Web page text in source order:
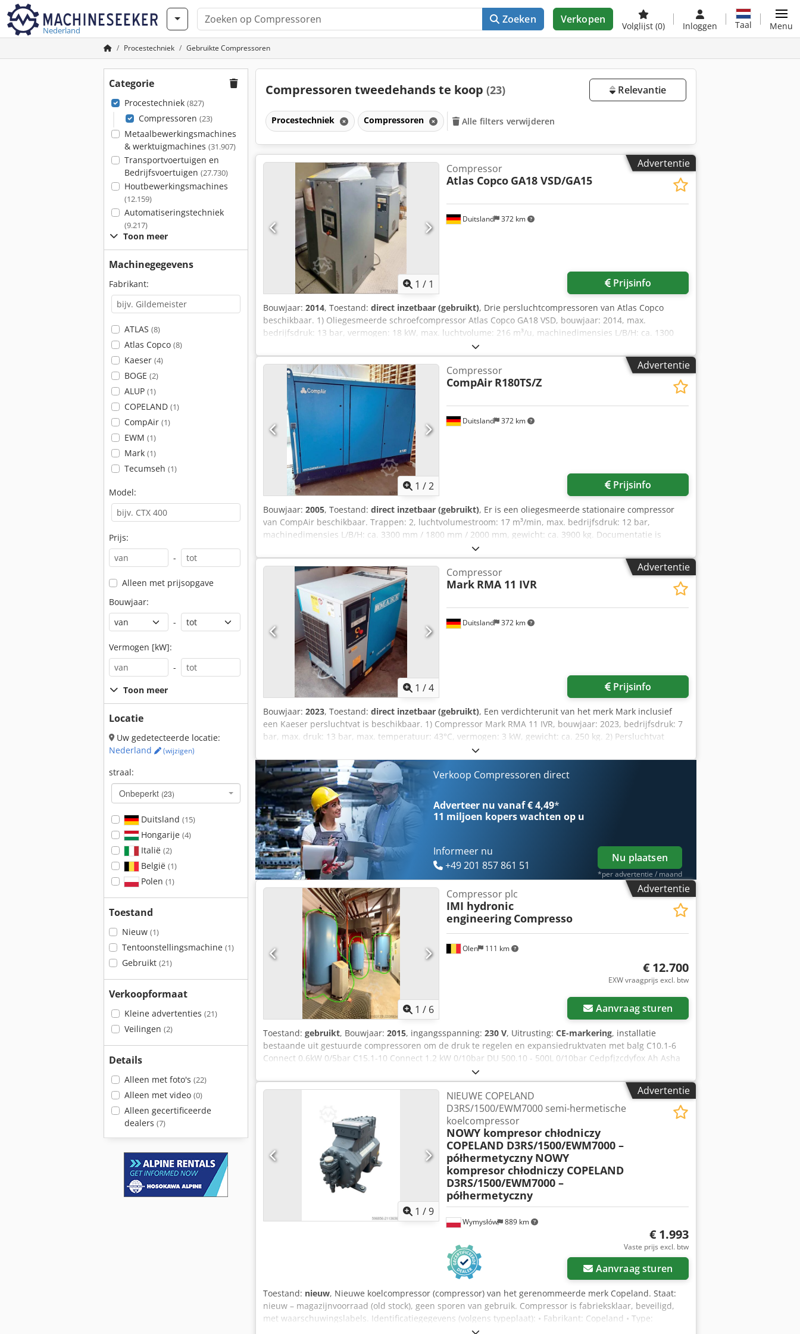
Nederland
Zoeken Verkopen
Volglijst (0) Inloggen Taal Menu
Procestechniek Gebruikte Compressoren
Categorie
Procestechniek (827)
Compressoren (23)
Metaalbewerkingsmachines
& werktuigmachines (31.907)
Transportvoertuigen en
Bedrijfsvoertuigen (27.730)
Houtbewerkingsmachines
(12.159)
Automatiseringstechniek
(9.217)
Toon meer
Machinegegevens
Fabrikant:
ATLAS (8)
Atlas Copco (8)
Kaeser (4)
BOGE (2)
ALUP (1)
COPELAND (1)
CompAir (1)
EWM (1)
Mark (1)
Tecumseh (1)
Model:
Prijs:
-
Alleen met prijsopgave
Bouwjaar:
-
Vermogen [kW]:
-
Toon meer
Locatie
Uw gedetecteerde locatie:
Nederland
(wijzigen)
straal:
Onbeperkt (23)
Duitsland (15)
Hongarije (4)
Italië (2)
België (1)
Polen (1)
Toestand
Nieuw (1)
Tentoonstellingsmachine (1)
Gebruikt (21)
Verkoopformaat
Kleine advertenties (21)
Veilingen (2)
Details
Alleen met foto's (22)
Alleen met video (0)
Alleen gecertificeerde
dealers (7)
Compressoren tweedehands te koop (23) Relevantie
Procestechniek Compressoren Alle filters verwijderen
Advertentie
1 / 1
Duitsland 372 km
Compressor
Atlas Copco GA18 VSD/GA15
Prijsinfo
Bouwjaar: 2014, Toestand: direct inzetbaar (gebruikt), Drie persluchtcompressoren van Atlas Copco
beschikbaar. 1) Oliegesmeerde schroefcompressor Atlas Copco GA18 VSD, bouwjaar: 2014, max.
bedrijfsdruk: 13 bar, vermogen: 18 kW, max. luchtvolume: 216 m³/u, machinedimensies L/B/H: ca. 1300
mm / 900 mm / 1500 mm, gewicht: ca. 550 kg, bedrijfsuren: ca. 69000 uur. 2) Oliegesmeerde
schroefcompressor Atlas Copco GA15, bouwjaar: 1998, max. bedrijfsdruk: 13 bar, vermogen: 15 kW, max.
luchtvolume: 155 m³/u, machinedimensies L/B/H: ca. 1900 mm / 700 mm / 1600 mm, gewicht: ca. 400 kg,
bedrijfsuren: ca. 69000 uur. 3) Oliegesmeerde schroefcompressor Atlas Copco GA15 als
onderdelenleverancier. Documentatie aanwezig. Bezichtiging ter plaatse is mogelijk. Chodpfjzipgvjx Ah
Advertentie
1 /2
Duitsland 372 km
Compressor
CompAir R180TS/Z
Prijsinfo
Bouwjaar: 2005, Toestand: direct inzetbaar (gebruikt), Er is een oliegesmeerde stationaire compressor
van CompAir beschikbaar. Trappen: 2, luchtvolumestroom: 17 m³/min, max. bedrijfsdruk: 12 bar,
machinedimensies L/B/H: ca. 3300 mm / 1800 mm / 2000 mm, gewicht: ca. 3900 kg. Documentatie is
aanwezig. Bezichtigen ter plaatse is mogelijk. Chedpfx Ahszidi Ee Aja
Advertentie
1 /4
Duitsland 372 km
Compressor
Mark RMA 11 IVR
Prijsinfo
Bouwjaar: 2023, Toestand: direct inzetbaar (gebruikt), Een verdichterunit van het merk Mark inclusief
een Kaeser persluchtvat is beschikbaar. 1) Compressor Mark RMA 11 IVR, bouwjaar: 2023, bedrijfsdruk: 7
bar, max. druk: 13 bar, max. temperatuur: 43°C, vermogen: 3 kW, gewicht: ca. 250 kg. 2) Persluchtvat
Kaeser 500/3110, bouwjaar: 1999, max. druk: 11 bar, max. temperatuur: 120°C, inhoud: 500 l.
Documentatie is aanwezig. Bezichtiging ter plaatse is mogelijk. Chsdpfszhw Tzjx Ah Aja
Verkoop Compressoren direct
Adverteer nu vanaf € 4,49*
11 miljoen koperswachten op u
Informeer nu
+49 201 857 861 51
Nu plaatsen
*per advertentie / maand
Advertentie
1 / 6
Olen 111 km
Compressor plc
IMI hydronic
engineering Compresso
€ 12.700
EXW vraagprijs excl. btw
Aanvraag sturen
Toestand: gebruikt, Bouwjaar: 2015, ingangsspanning: 230 V, Uitrusting: CE-markering, installatie
bestaande uit gestuurde compressoren om de druk te regelen en expansiedruktvaten met balg C10.1-6
Connect 0.6kW 0/5bar C15.1-10 Connect 1.2 kW 0/10bar DU 500.10 - 500L 0/10bar Cedpfjzcdyfox Ah Asha
CG 1000.10 - 1000L 0/10bar CG 2000.6 - 2000L 6/8.6bar CG 2000.6 E - 2000L 6/8.6bar
Advertentie
1 /9
Wymysłów 889 km
NIEUWE COPELAND
D3RS/1500/EWM7000 semi-hermetische
koelcompressor
NOWY kompresor chłodniczy
COPELAND D3RS/1500/EWM7000 –
półhermetyczny NOWY
kompresor chłodniczy COPELAND
D3RS/1500/EWM7000 –
półhermetyczny
€ 1.993
Vaste prijs excl. btw
Aanvraag sturen
Toestand: nieuw, Nieuwe koelcompressor (compressor) van het gerenommeerde merk Copeland. Staat:
nieuw – magazijnvoorraad (old stock), geen sporen van gebruik. Compressor is fabrieksklaar, beveiligd,
met waarschuwingslabels. Identificatiegegevens (volgens typeplaat): • Fabrikant: Copeland • Type:
D3RS/1500/EWM7000 • Catalogusnummer: 606.110.14 • Serienummer: 356784 (BBC-YORK) • Uitvoering: